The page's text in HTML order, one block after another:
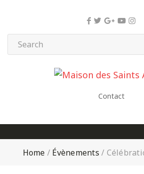
Contact
Home / Évènements /